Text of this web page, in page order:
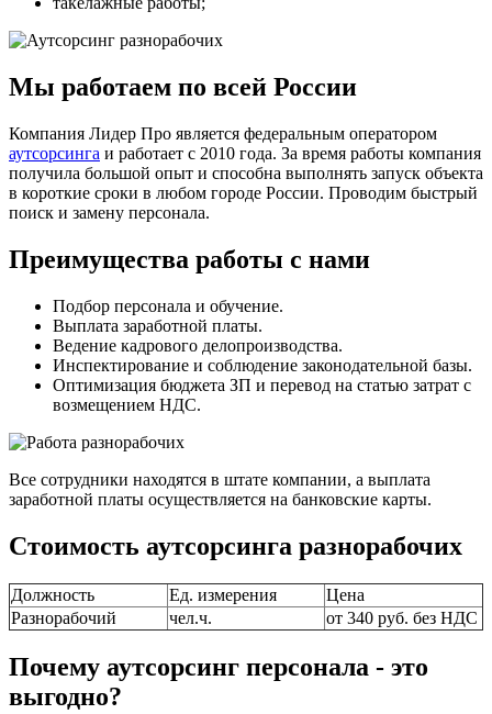
Мы работаем по всей России
Компания Лидер Про является федеральным оператором
аутсорсинга и работает с 2010 года. За время работы компания
получила большой опыт и способна выполнять запуск объекта
в короткие сроки в любом городе России. Проводим быстрый
поиск и замену персонала.
Преимущества работы с нами
Подбор персонала и обучение.
Выплата заработной платы.
Ведение кадрового делопроизводства.
Инспектирование и соблюдение законодательной базы.
Оптимизация бюджета ЗП и перевод на статью затрат с
возмещением НДС.
Все сотрудники находятся в штате компании, а выплата
заработной платы осуществляется на банковские карты.
Стоимость аутсорсинга разнорабочих
Должность Ед. измерения
Цена
Разнорабочий
чел.ч. от 340 руб. без НДС
Почему аутсорсинг персонала - это
выгодно?